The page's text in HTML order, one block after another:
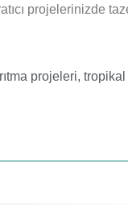
projelerinizde
projeleri, tropikal